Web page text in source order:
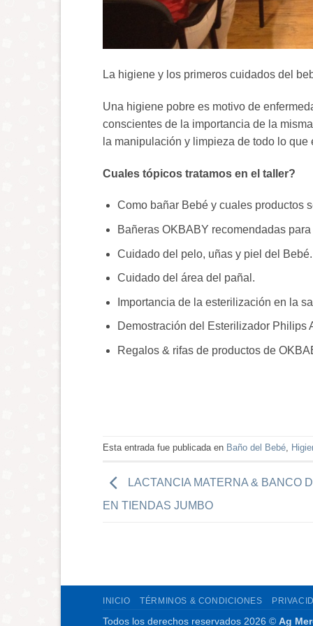
La higiene y los primeros cuidados del
Una higiene pobre es motivo de
conscientes de la importancia de la
la manipulación y limpieza de todo lo
Cuales tópicos tratamos en el taller?
Como bañar Bebé y cuales productos
Bañeras OKBABY recomendadas
Cuidado del pelo, uñas y piel del Bebé.
Cuidado del área del pañal.
Importancia de la esterilización en la
Demostración del Esterilizador Philips
Regalos & rifas de productos de
Esta entrada fue publicada en Baño del Bebé,
LACTANCIA MATERNA & BANCO
EN TIENDAS JUMBO
INICIO TÉRMINOS & CONDICIONES
Todos los derechos reservados 2026 © Ag